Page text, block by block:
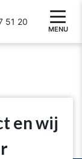
51 20
MENU
en wij